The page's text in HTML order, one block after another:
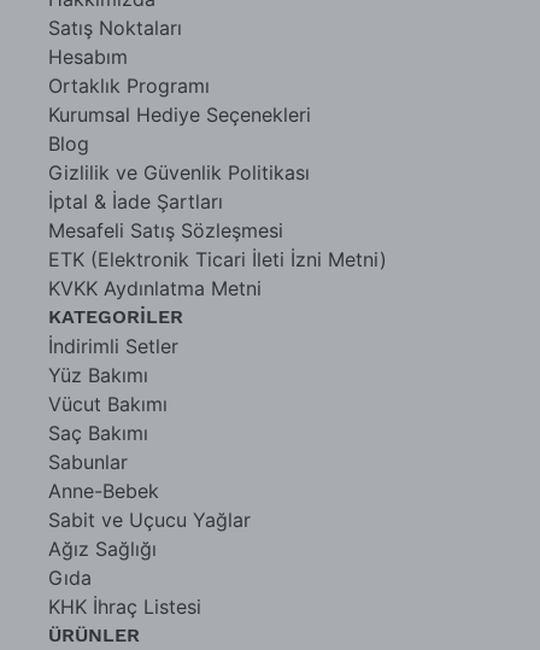
Satış Noktaları
Hesabım
Ortaklık Programı
Kurumsal Hediye Seçenekleri
Blog
Gizlilik ve Güvenlik Politikası
İptal & İade Şartları
Mesafeli Satış Sözleşmesi
ETK (Elektronik Ticari İleti İzni Metni)
KVKK Aydınlatma Metni
KATEGORİLER
İndirimli Setler
Yüz Bakımı
Vücut Bakımı
Saç Bakımı
Sabunlar
Anne-Bebek
Sabit ve Uçucu Yağlar
Ağız Sağlığı
Gıda
KHK İhraç Listesi
ÜRÜNLER